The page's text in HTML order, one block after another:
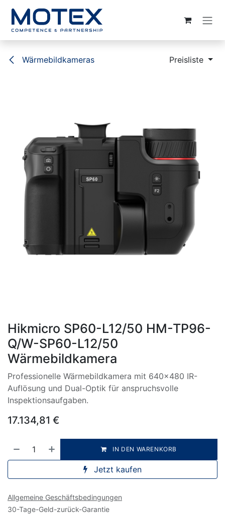
Wärmebildkameras Preisliste
Hikmicro SP60-L12/50 HM-TP96-
Q/W-SP60-L12/50
Wärmebildkamera
Professionelle Wärmebildkamera mit 640×480 IR-
Auflösung und Dual-Optik für anspruchsvolle
Inspektionsaufgaben.
17.134,81 €
IN DEN WARENKORB
Jetzt kaufen
Allgemeine Geschäftsbedingungen
30-Tage-Geld-zurück-Garantie